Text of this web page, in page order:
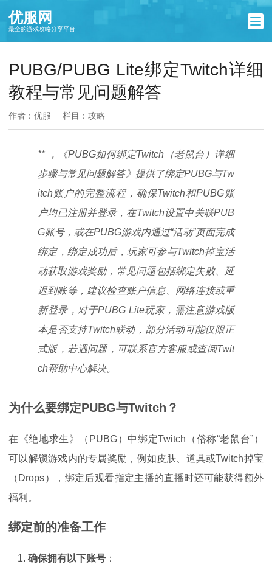
优服网
最全的游戏攻略分享平台
PUBG/PUBG Lite绑定Twitch详细
教程与常见问题解答
作者：优服 栏目： 攻略
** ，《PUBG如何绑定Twitch（老鼠台）详细
步骤与常见问题解答》提供了绑定PUBG与Tw
itch账户的完整流程，确保Twitch和PUBG账
户均已注册并登录，在Twitch设置中关联PUB
G账号，或在PUBG游戏内通过“活动”页面完成
绑定，绑定成功后，玩家可参与Twitch掉宝活
动获取游戏奖励，常见问题包括绑定失败、延
迟到账等，建议检查账户信息、网络连接或重
新登录，对于PUBG Lite玩家，需注意游戏版
本是否支持Twitch联动，部分活动可能仅限正
式版，若遇问题，可联系官方客服或查阅Twit
ch帮助中心解决。
为什么要绑定PUBG与Twitch？
在《绝地求生》（PUBG）中绑定Twitch（俗称“老鼠台”）
可以解锁游戏内的专属奖励，例如皮肤、道具或Twitch掉宝
（Drops），绑定后观看指定主播的直播时还可能获得额外
福利。
绑定前的准备工作
确保拥有以下账号 ：